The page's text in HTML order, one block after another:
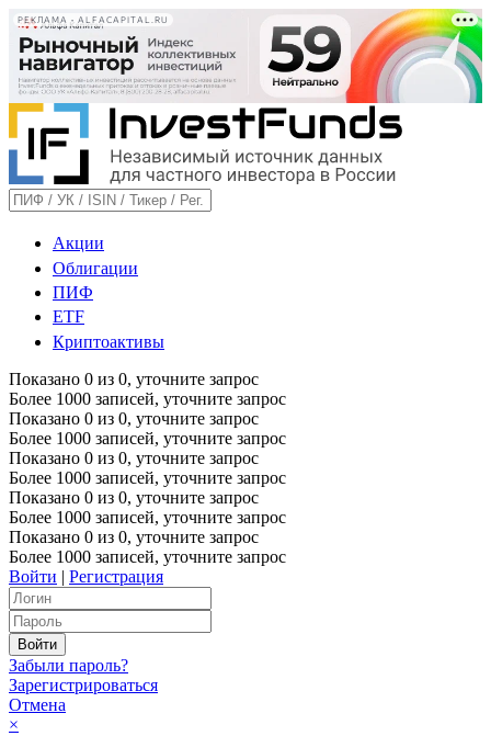
РЕКЛАМА • ALFACAPITAL.RU
Акции
Облигации
ПИФ
ETF
Криптоактивы
Показано 0 из 0, уточните запрос
Более 1000 записей, уточните запрос
Показано 0 из 0, уточните запрос
Более 1000 записей, уточните запрос
Показано 0 из 0, уточните запрос
Более 1000 записей, уточните запрос
Показано 0 из 0, уточните запрос
Более 1000 записей, уточните запрос
Показано 0 из 0, уточните запрос
Более 1000 записей, уточните запрос
Войти | Регистрация
Забыли пароль?
Зарегистрироваться
Отмена
×